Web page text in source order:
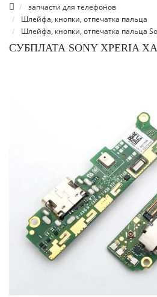
запчасти для телефонов
Шлейфа, кнопки, отпечатка пальца
Шлейфа, кнопки, отпечатка пальца
СУБПЛАТА SONY XPERIA